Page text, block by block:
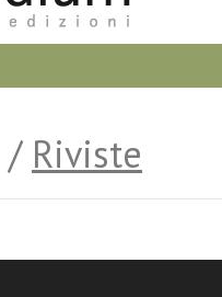
/ Riviste